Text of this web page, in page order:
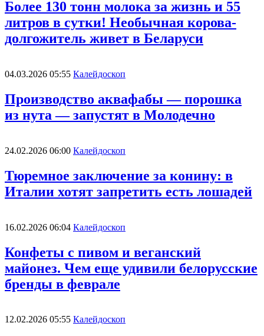
Более 130 тонн молока за жизнь и 55
литров в сутки! Необычная корова-
долгожитель живет в Беларуси
04.03.2026 05:55 Калейдоскоп
Производство аквафабы — порошка
из нута — запустят в Молодечно
24.02.2026 06:00 Калейдоскоп
Тюремное заключение за конину: в
Италии хотят запретить есть лошадей
16.02.2026 06:04 Калейдоскоп
Конфеты с пивом и веганский
майонез. Чем еще удивили белорусские
бренды в феврале
12.02.2026 05:55 Калейдоскоп